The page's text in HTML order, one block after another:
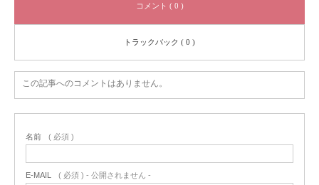
コメント ( 0 )
トラックバック ( 0 )
この記事へのコメントはありません。
名前 ( 必須 )
E-MAIL ( 必須 ) - 公開されません -